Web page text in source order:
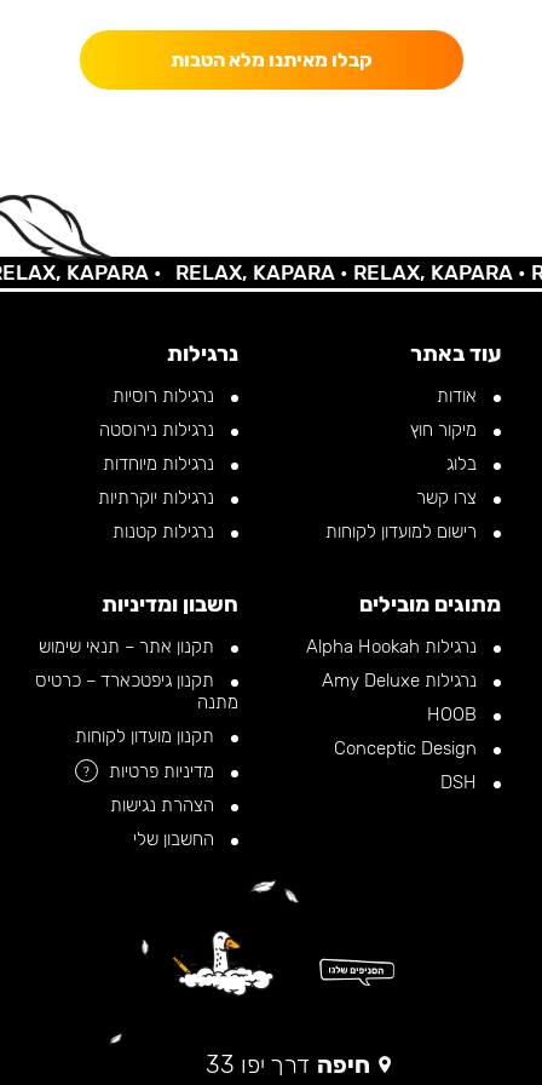
קבלו מאיתנו מלא הטבות
KAPARA • RELAX, KAPARA •RELAX, KAPARA •
עוד באתר
אודות
מיקור חוץ
בלוג
צרו קשר
רישום למועדון לקוחות
נרגילות
נרגילות רוסיות
נרגילות נירוסטה
נרגילות מיוחדות
נרגילות יוקרתיות
נרגילות קטנות
מתוגים מובילים
נרגילות Alpha Hookah
נרגילות Amy Deluxe
חשבון ומדיניות
תקנון אתר – תנאי שימוש
תקנון גיפטכארד – כרטיס
מתנה
תקנון מועדון לקוחות
מדיניות פרטיות
?
הצהרת נגישות
החשבון שלי
חיפה דרך יפו 33